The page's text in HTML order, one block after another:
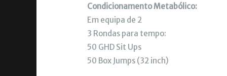
Condicionamento Metabólico:
Em equipa de 2
3 Rondas para tempo:
50 GHD Sit Ups
50 Box Jumps (32 inch)